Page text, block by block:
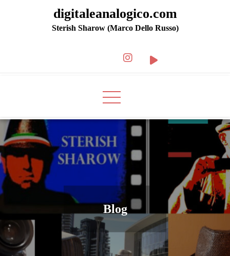
digitaleanalogico.com
Sterish Sharow (Marco Dello Russo)
Blog